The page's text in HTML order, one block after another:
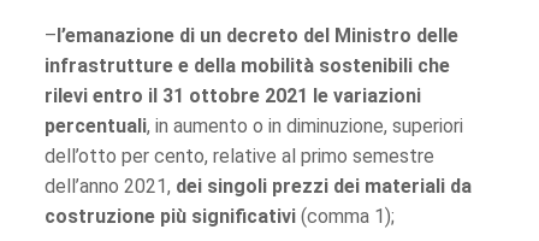
–l’emanazione di un decreto del Ministro delle
infrastrutture e della mobilità sostenibili che
rilevi entro il 31 ottobre 2021 le variazioni
percentuali, in aumento o in diminuzione, superiori
dell’otto per cento, relative al primo semestre
dell’anno 2021, dei singoli prezzi dei materiali da
costruzione più significativi(comma 1);